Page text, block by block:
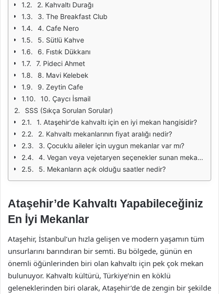
2. Kahvaltı Durağı
3. The Breakfast Club
4. Cafe Nero
5. Sütlü Kahve
6. Fıstık Dükkanı
7. Pideci Ahmet
8. Mavi Kelebek
9. Zeytin Cafe
10. Çaycı İsmail
SSS (Sıkça Sorulan Sorular)
1. Ataşehir'de kahvaltı için en iyi mekan hangisidir?
2. Kahvaltı mekanlarının fiyat aralığı nedir?
3. Çocuklu aileler için uygun mekanlar var mı?
4. Vegan veya vejetaryen seçenekler sunan mekanlar var mı?
5. Mekanların açık olduğu saatler nedir?
Ataşehir’de Kahvaltı Yapabileceğiniz
En İyi Mekanlar
Ataşehir, İstanbul’un hızla gelişen ve modern yaşamın tüm
unsurlarını barındıran bir semti. Bu bölgede, günün en
önemli öğünlerinden biri olan kahvaltı için pek çok mekan
bulunuyor. Kahvaltı kültürü, Türkiye’nin en köklü
geleneklerinden biri olarak, Ataşehir’de de zengin bir şekilde